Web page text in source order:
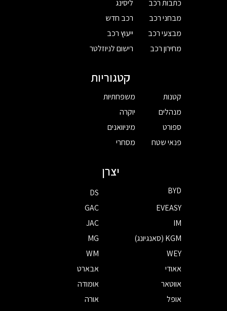
כתבות רכב
מבחני רכב
מבצעי רכב
מחירון רכב
ליסינג
רכב חדש
ייעוץ רכב
רישום לניוזלטר
קטגוריות
קטנות
מנהלים
ספורט
פנאי שטח
משפחתיות
יוקרה
מיניוואנים
מסחרי
יצרן
BYD
DS
EVEASY
GAC
IM
JAC
KGM (סאנגיונג)
MG
WEY
WM
אאודי
אבארט
אווטאר
אומודה
אופל
אורה